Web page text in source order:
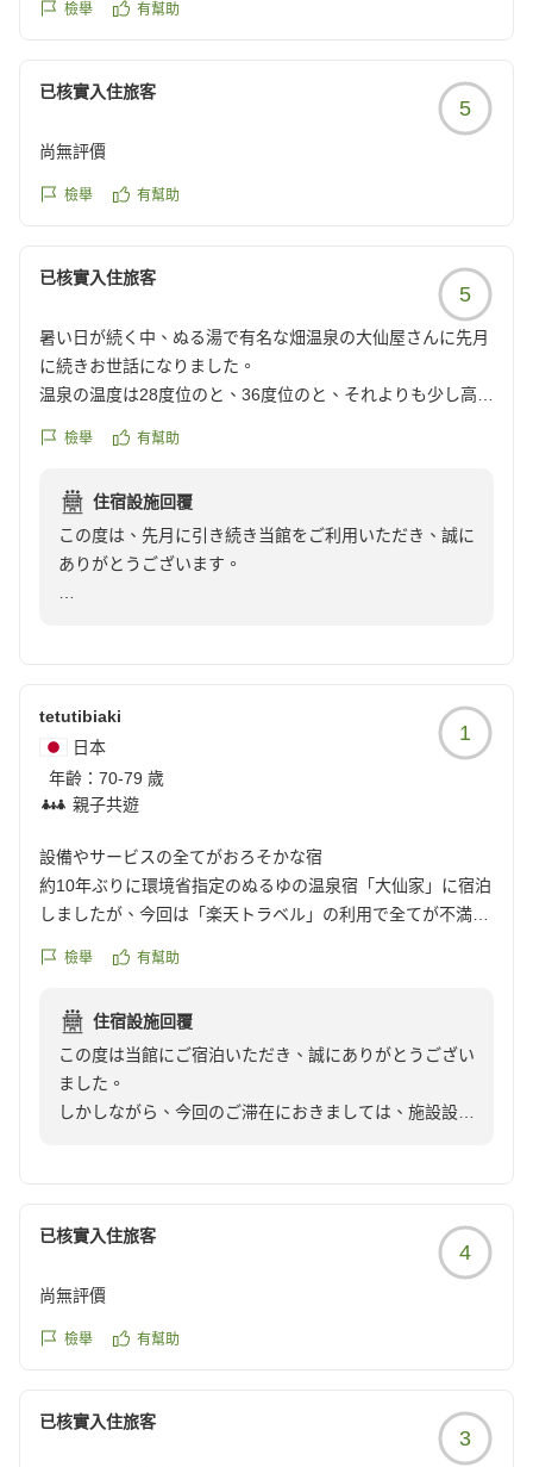
檢舉 有幫助
已核實入住旅客
5
尚無評價
檢舉 有幫助
已核實入住旅客
5
暑い日が続く中、ぬる湯で有名な畑温泉の大仙屋さんに先月
に続きお世話になりました。
温泉の温度は28度位のと、36度位のと、それよりも少し高め
名物のワサビ御飯などで満足できますね。朝食はまあ普通だ
す。
暑い夏は畑温泉で癒されてみてはいかがでしょうか。
クチコミの詳細はこちらから
https://review.travel.rakuten.co.jp/hotel/voice/8462?
檢舉 有幫助
住宿設施回覆
この度は、先月に引き続き当館をご利用いただき、誠に
ありがとうございます。
と存じます。
また、お食事につきましても貴重なご意見をいただきあ
りがとうございます。名物のワサビ御飯をお気に召して
朝食時のトースターにつきましては、お客様よりいただ
いたご意見として、今後のサービス向上のため参考にさ
せていただきます。
暑い夏こそ、ぜひまた当館の温泉で癒やしのひとときを
tetutibiaki
日本
年齡： 70-79 歲
親子共遊
1
設備やサービスの全てがおろそかな宿
約10年ぶりに環境省指定のぬるゆの温泉宿「大仙家」に宿泊
しましたが、今回は「楽天トラベル」の利用で全てが不満足
館内のエアコンの効きが悪く暑くて大浴場から部屋へ戻る際
ていない3部屋(10畳和室、ユニットバス、トイレ付き)は室
内に埃が有り布団も不清潔で夜中に身体が痒くなって起きた
4料理は購入品をそのまま提供した物が多く、素材も安価な
物で素人調理5部屋のアメニティが少なく、タオル類は使い
いるとしているが、経費削減の隠れ蓑の口実にしているとし
か思えない。宿泊客への基本的かつ根本的なサービス精神が
すべての面でおろそかになっている。
https://review.travel.rakuten.co.jp/hotel/voice/8462?
檢舉 有幫助
住宿設施回覆
この度は当館にご宿泊いただき、誠にありがとうござい
ました。
しかしながら、今回のご滞在におきましては、施設設備
お客様から頂戴しましたご指摘は、当館が取り組むべき
サービス向上のための重要な課題であると真摯に受け止
ィの品質につきましては、早急に館内での共有と改善を
環境への配慮という本来の目的が、結果としてお客様に
不便や不満を感じさせる形となってしまったことにつき
已核實入住旅客
4
尚無評價
檢舉 有幫助
已核實入住旅客
3